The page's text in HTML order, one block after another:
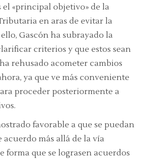
el «principal objetivo» de la
en aras de evitar la
Gascón ha subrayado la
criterios y que estos sean
rehusado acometer cambios
ya que ve más conveniente
proceder posteriormente a
favorable a que se puedan
acuerdo más allá de la vía
forma que se lograsen acuerdos